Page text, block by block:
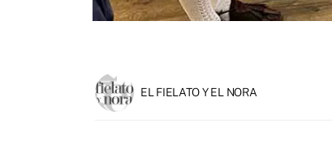
EL FIELATO Y EL NORA